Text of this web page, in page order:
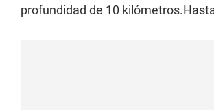
profundidad de 10